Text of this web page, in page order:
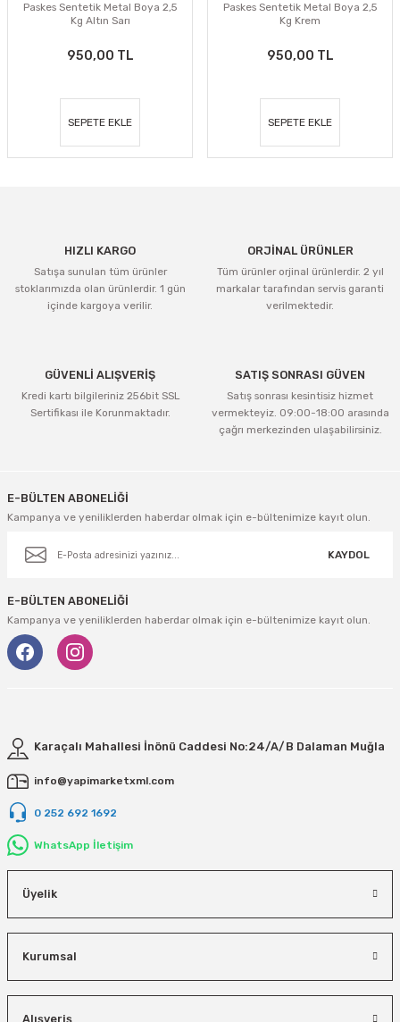
Paskes Sentetik Metal Boya 2,5
Kg Altın Sarı
950,00 TL
SEPETE EKLE
Paskes Sentetik Metal Boya 2,5
Kg Krem
950,00 TL
SEPETE EKLE
HIZLI KARGO
Satışa sunulan tüm ürünler
stoklarımızda olan ürünlerdir. 1 gün
içinde kargoya verilir.
ORJİNAL ÜRÜNLER
Tüm ürünler orjinal ürünlerdir. 2 yıl
markalar tarafından servis garanti
verilmektedir.
GÜVENLİ ALIŞVERİŞ
Kredi kartı bilgileriniz 256bit SSL
Sertifikası ile Korunmaktadır.
SATIŞ SONRASI GÜVEN
Satış sonrası kesintisiz hizmet
vermekteyiz. 09:00-18:00 arasında
çağrı merkezinden ulaşabilirsiniz.
E-BÜLTEN ABONELİĞİ
Kampanya ve yeniliklerden haberdar olmak için e-bültenimize kayıt olun.
KAYDOL
E-BÜLTEN ABONELİĞİ
Kampanya ve yeniliklerden haberdar olmak için e-bültenimize kayıt olun.
Karaçalı Mahallesi İnönü Caddesi No:24/A/B Dalaman Muğla
info@yapimarketxml.com
0 252 692 1692
WhatsApp İletişim
Üyelik
Kurumsal
Alışveriş